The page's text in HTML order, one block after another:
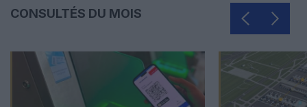
CONSULTÉS DU MOIS